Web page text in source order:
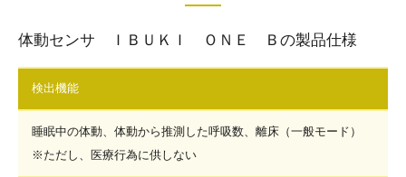
体動センサ ＩＢＵＫＩ ＯＮＥ Ｂの製品仕様
検出機能
睡眠中の体動、体動から推測した呼吸数、離床（一般モード）
※ただし、医療行為に供しない